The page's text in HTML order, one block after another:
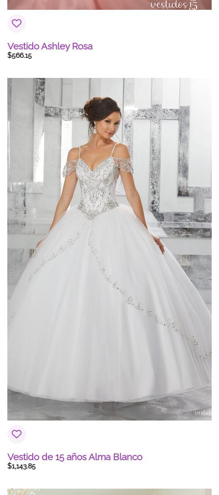
Vestido Ashley Rosa
$566.15
Vestido de 15 años Alma Blanco
$1,143.85